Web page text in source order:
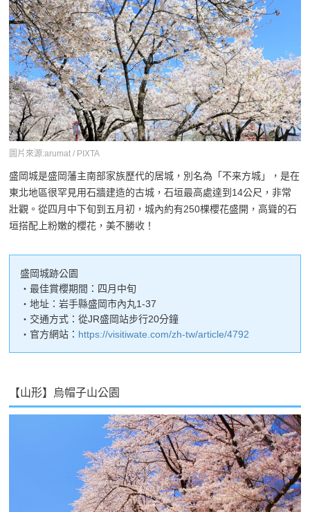
圖片來源:arumat / PIXTA
盛岡城是盛岡藩主南部家族歷代的居城，別名為「不来方城」，是在
東北地區很罕見用石牆建造的古城，石垣最高處達到14公尺，非常
壯觀。從四月中下旬到五月初，城內約有250棵櫻花盛開，高聳的石
垣搭配上粉嫩的櫻花，美不勝收！
盛岡城跡公園
・最佳賞櫻期間：四月中旬
・地址：岩手縣盛岡市內丸1-37
・交通方式：從JR盛岡站步行20分鐘
・官方網站： https://visitiwate.com/zh-tw/article/4792
【山形】烏帽子山公園